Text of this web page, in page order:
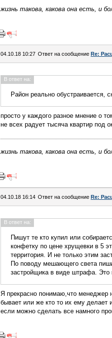
жизнь такова, какова она есть, и
04.10.18 10:27 Ответ на сообщение Re:
В ответ на:
Район реально обустраивается,
просто у каждого разное мнение о
не всех радует тысяча квартир под
жизнь такова, какова она есть, и
04.10.18 16:14 Ответ на сообщение Re:
В ответ на:
Пишут те кто купил или
конфетку по цене хрущевки в 5
территория. И не только этим
По поводу мешающего света
застройщика в виде штрафа.
Я прекрасно понимаю,что менеджер
бывает или же кто то их ему делает
если можно сделать все намного